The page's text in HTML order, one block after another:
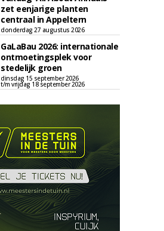
zet eenjarige planten
centraal in Appeltern
donderdag 27 augustus 2026
GaLaBau 2026: internationale
ontmoetingsplek voor
stedelijk groen
dinsdag 15 september 2026
t/m vrijdag 18 september 2026